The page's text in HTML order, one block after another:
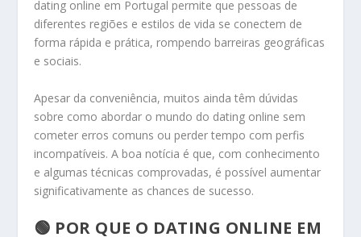
dating online em Portugal permite que pessoas de
diferentes regiões e estilos de vida se conectem de
forma rápida e prática, rompendo barreiras geográficas
e sociais.
Apesar da conveniência, muitos ainda têm dúvidas
sobre como abordar o mundo do dating online sem
cometer erros comuns ou perder tempo com perfis
incompatíveis. A boa notícia é que, com conhecimento
e algumas técnicas comprovadas, é possível aumentar
significativamente as chances de sucesso.
🟢 POR QUE O DATING ONLINE EM